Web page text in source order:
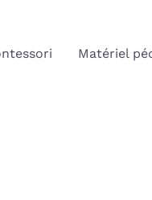
Matériel